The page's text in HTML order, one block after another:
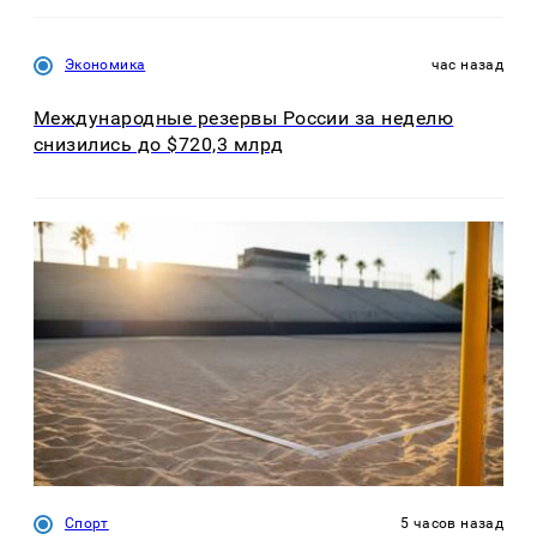
Экономика час назад
Международные резервы России за неделю
снизились до $720,3 млрд
Спорт 5 часов назад